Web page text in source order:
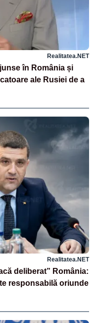
Realitatea.NET
în România și
ale Rusiei de a
Realitatea.NET
deliberat” România:
responsabilă oriunde